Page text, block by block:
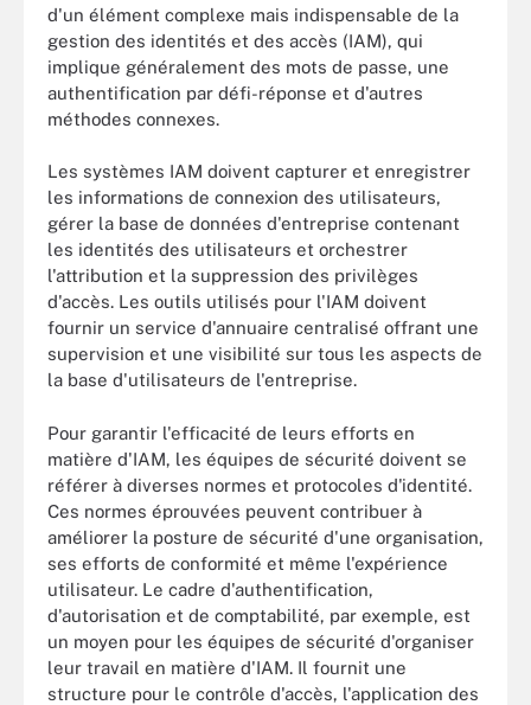
d'un élément complexe mais indispensable de la
gestion des identités et des accès (IAM), qui
implique généralement des mots de passe, une
authentification par défi-réponse et d'autres
méthodes connexes.
Les systèmes IAM doivent capturer et enregistrer
les informations de connexion des utilisateurs,
gérer la base de données d'entreprise contenant
les identités des utilisateurs et orchestrer
l'attribution et la suppression des privilèges
d'accès. Les outils utilisés pour l'IAM doivent
fournir un service d'annuaire centralisé offrant une
supervision et une visibilité sur tous les aspects de
la base d'utilisateurs de l'entreprise.
Pour garantir l'efficacité de leurs efforts en
matière d'IAM, les équipes de sécurité doivent se
référer à diverses normes et protocoles d'identité.
Ces normes éprouvées peuvent contribuer à
améliorer la posture de sécurité d'une organisation,
ses efforts de conformité et même l'expérience
utilisateur. Le cadre d'authentification,
d'autorisation et de comptabilité, par exemple, est
un moyen pour les équipes de sécurité d'organiser
leur travail en matière d'IAM. Il fournit une
structure pour le contrôle d'accès, l'application des